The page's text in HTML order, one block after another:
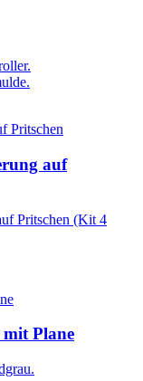
auf
Pritschen (Kit 4
mit Plane